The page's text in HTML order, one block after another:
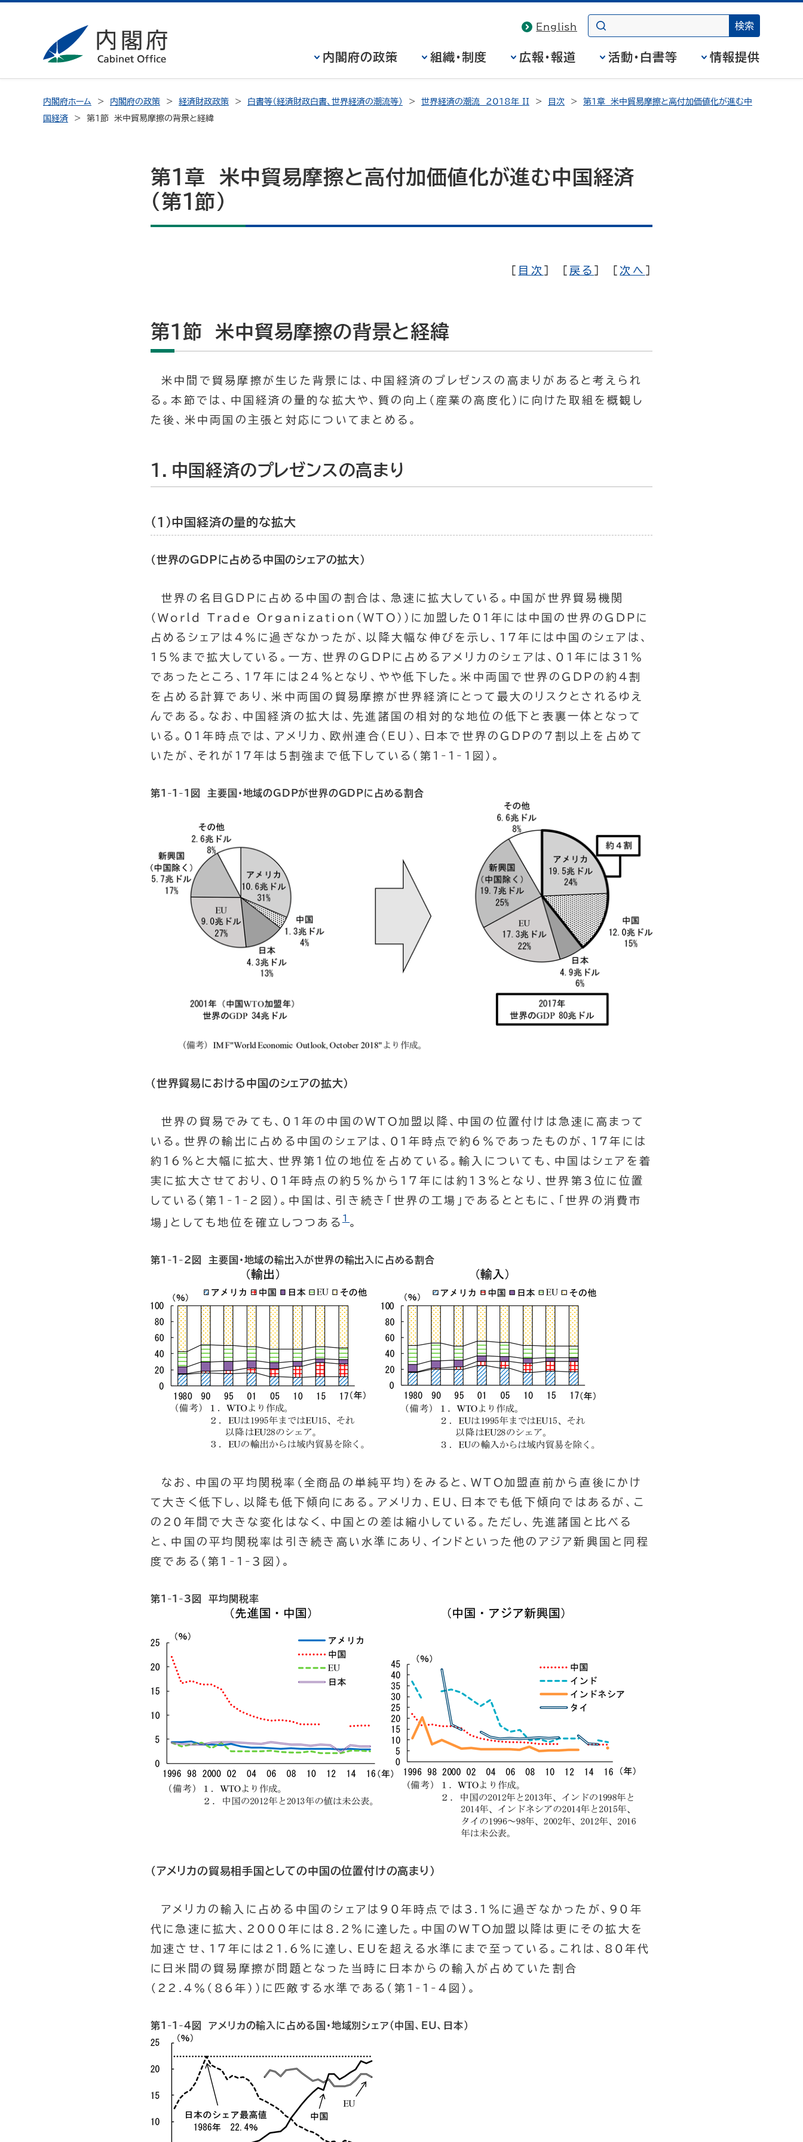
English
内閣府の政策 組織・制度 広報・報道 活動・白書等 情報提供
内閣府ホーム 内閣府の政策 経済財政政策 白書等（経済財政白書、世界経済の潮流等） 世界経済の潮流 2018年 II 目次
第1章 米中貿易摩擦と高付加価値化が進む中
国経済
第1節 米中貿易摩擦の背景と経緯
第1章 米中貿易摩擦と高付加価値化が進む中国経済
（第1節）
[ 目次 ] [ 戻る ] [ 次へ ]
第1節 米中貿易摩擦の背景と経緯
米中間で貿易摩擦が生じた背景には、中国経済のプレゼンスの高まりがあると考えられ
る。本節では、中国経済の量的な拡大や、質の向上（産業の高度化）に向けた取組を概観し
た後、米中両国の主張と対応についてまとめる。
1．中国経済のプレゼンスの高まり
（1）中国経済の量的な拡大
（世界のGDPに占める中国のシェアの拡大）
世界の名目GDPに占める中国の割合は、急速に拡大している。中国が世界貿易機関
（World Trade Organization （WTO））に加盟した01年には中国の世界のGDPに
占めるシェアは4％に過ぎなかったが、以降大幅な伸びを示し、17年には中国のシェアは、
15％まで拡大している。一方、世界のGDPに占めるアメリカのシェアは、01年には31％
であったところ、17年には24％となり、やや低下した。米中両国で世界のGDPの約4割
を占める計算であり、米中両国の貿易摩擦が世界経済にとって最大のリスクとされるゆえ
んである。なお、中国経済の拡大は、先進諸国の相対的な地位の低下と表裏一体となって
いる。01年時点では、アメリカ、欧州連合（EU）、日本で世界のGDPの7割以上を占めて
いたが、それが17年は5割強まで低下している（第1-1-1図）。
第1-1-1図 主要国・地域のGDPが世界のGDPに占める割合
（世界貿易における中国のシェアの拡大）
世界の貿易でみても、01年の中国のWTO加盟以降、中国の位置付けは急速に高まって
いる。世界の輸出に占める中国のシェアは、01年時点で約6％であったものが、17年には
約16％と大幅に拡大、世界第1位の地位を占めている。輸入についても、中国はシェアを着
実に拡大させており、01年時点の約5％から17年には約13％となり、世界第3位に位置
している（第1-1-2図）。中国は、引き続き「世界の工場」であるとともに、「世界の消費市
場」としても地位を確立しつつある1 。
第1-1-2図 主要国・地域の輸出入が世界の輸出入に占める割合
なお、中国の平均関税率（全商品の単純平均）をみると、WTO加盟直前から直後にかけ
て大きく低下し、以降も低下傾向にある。アメリカ、EU、日本でも低下傾向ではあるが、こ
の20年間で大きな変化はなく、中国との差は縮小している。ただし、先進諸国と比べる
と、中国の平均関税率は引き続き高い水準にあり、インドといった他のアジア新興国と同程
度である（第1-1-3図）。
第1-1-3図 平均関税率
（アメリカの貿易相手国としての中国の位置付けの高まり）
アメリカの輸入に占める中国のシェアは90年時点では3.1％に過ぎなかったが、90年
代に急速に拡大、2000年には8.2％に達した。中国のWTO加盟以降は更にその拡大を
加速させ、17年には21.6％に達し、EUを超える水準にまで至っている。これは、80年代
に日米間の貿易摩擦が問題となった当時に日本からの輸入が占めていた割合
（22.4％（86年））に匹敵する水準である（第1-1-4図）。
第1-1-4図 アメリカの輸入に占める国・地域別シェア（中国、EU、日本）